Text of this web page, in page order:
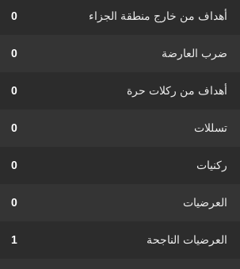
أهداف من خارج منطقة الجزاء 0
ضرب العارضة 0
أهداف من ركلات حرة 0
تسللات 0
ركنيات 0
العرضيات 0
العرضيات الناجحة 1